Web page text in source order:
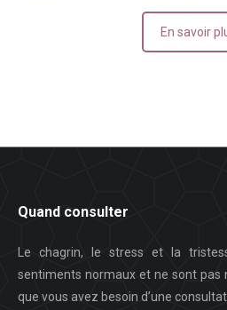
En savoir
Quand consulter
Le chagrin, le stress et la
sentiments normaux et ne sont pas
que vous avez besoin d’une